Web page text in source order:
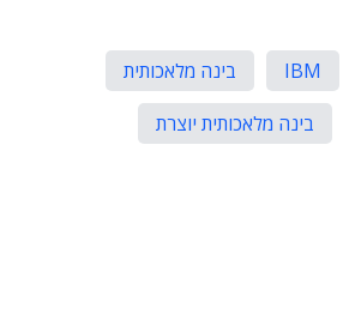
IBM
בינה מלאכותית
בינה מלאכותית יוצרת